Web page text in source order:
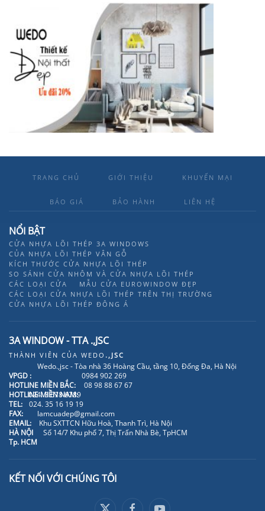
TRANG CHỦ GIỚI THIỆU KHUYẾN MẠI
BÁO GIÁ BẢO HÀNH LIÊN HỆ
NỔI BẬT
CỬA NHỰA LÕI THÉP 3A WINDOWS
CỦA NHỰA LÕI THÉP VÂN GỖ
KÍCH THƯỚC CỬA NHỰA LÕI THÉP
SO SÁNH CỬA NHÔM VÀ CỬA NHỰA LÕI THÉP
CÁC LOẠI CỬA
MẪU CỬA EUROWINDOW ĐẸP
CÁC LOẠI CỬA NHỰA LÕI THÉP TRÊN THỊ TRƯỜNG
CỬA NHỰA LÕI THÉP ĐÔNG Á
3A WINDOW - TTA .,JSC
THÀNH VIÊN CỦA WEDO .,JSC
VPGD :
Wedo.,jsc - Tòa nhà 36 Hoàng Cầu, tầng 10, Đống Đa, Hà Nội
HOTLINE MIỀN BẮC:
0984 902 269
HOTLINE MIỀN NAM:
08 98 88 67 67
TEL:
024. 3 678 6789
FAX:
024. 35 16 19 19
EMAIL:
lamcuadep@gmail.com
HÀ NỘI
Khu SXTTCN Hữu Hoà, Thanh Trì, Hà Nội
Tp. HCM
Số 14/7 Khu phố 7, Thị Trấn Nhà Bè, TpHCM
KẾT NỐI VỚI CHÚNG TÔI